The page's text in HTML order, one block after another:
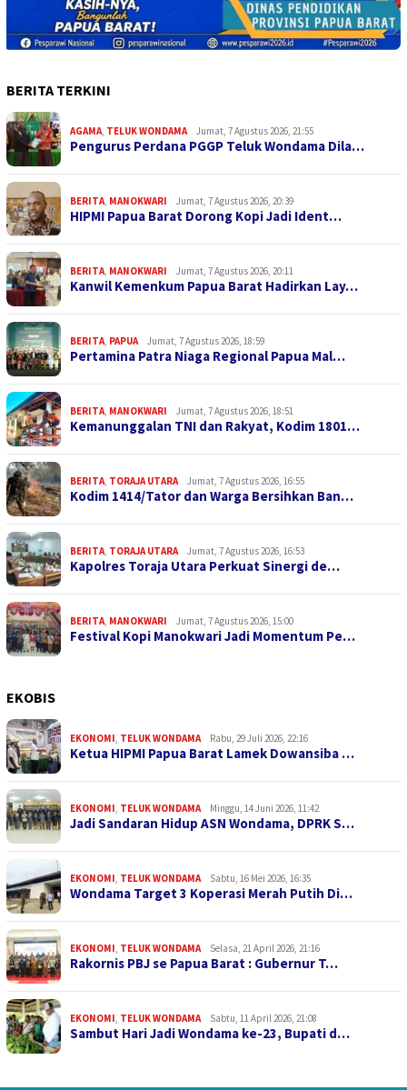
BERITA TERKINI
AGAMA TELUK WONDAMA Jumat, 7 Agustus 2026, 21:55
Pengurus Perdana PGGP Teluk Wondama Dila…
BERITA MANOKWARI Jumat, 7 Agustus 2026, 20:39
HIPMI Papua Barat Dorong Kopi Jadi Ident…
BERITA MANOKWARI Jumat, 7 Agustus 2026, 20:11
Kanwil Kemenkum Papua Barat Hadirkan Lay…
BERITA PAPUA Jumat, 7 Agustus 2026, 18:59
Pertamina Patra Niaga Regional Papua Mal…
BERITA MANOKWARI Jumat, 7 Agustus 2026, 18:51
Kemanunggalan TNI dan Rakyat, Kodim 1801…
BERITA TORAJA UTARA Jumat, 7 Agustus 2026, 16:55
Kodim 1414/Tator dan Warga Bersihkan Ban…
BERITA TORAJA UTARA Jumat, 7 Agustus 2026, 16:53
Kapolres Toraja Utara Perkuat Sinergi de…
BERITA MANOKWARI Jumat, 7 Agustus 2026, 15:00
Festival Kopi Manokwari Jadi Momentum Pe…
EKOBIS
EKONOMI TELUK WONDAMA Rabu, 29 Juli 2026, 22:16
Ketua HIPMI Papua Barat Lamek Dowansiba …
EKONOMI TELUK WONDAMA Minggu, 14 Juni 2026, 11:42
Jadi Sandaran Hidup ASN Wondama, DPRK S…
EKONOMI TELUK WONDAMA Sabtu, 16 Mei 2026, 16:35
Wondama Target 3 Koperasi Merah Putih Di…
EKONOMI TELUK WONDAMA Selasa, 21 April 2026, 21:16
Rakornis PBJ se Papua Barat : Gubernur T…
EKONOMI TELUK WONDAMA Sabtu, 11 April 2026, 21:08
Sambut Hari Jadi Wondama ke-23, Bupati d…